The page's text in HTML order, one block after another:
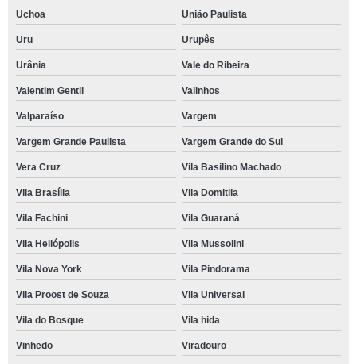
Uchoa União Paulista
Uru Urupês
Urânia Vale do Ribeira
Valentim Gentil Valinhos
Valparaíso Vargem
Vargem Grande Paulista Vargem Grande do Sul
Vera Cruz Vila Basilino Machado
Vila Brasília Vila Domitila
Vila Fachini Vila Guaraná
Vila Heliópolis Vila Mussolini
Vila Nova York Vila Pindorama
Vila Proost de Souza Vila Universal
Vila do Bosque Vila hida
Vinhedo Viradouro